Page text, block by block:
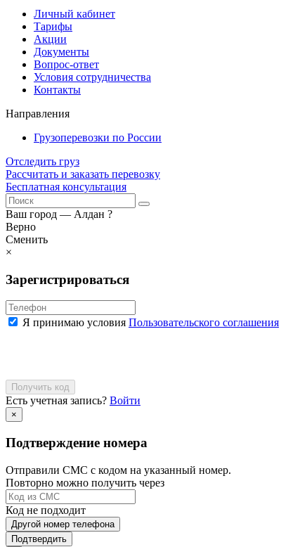
Личный кабинет
Тарифы
Акции
Документы
Вопрос-ответ
Условия сотрудничества
Контакты
Направления
Грузоперевозки по России
Отследить груз
Рассчитать и заказать перевозку
Бесплатная консультация
Ваш город — Алдан ?
Верно
Сменить
×
Зарегистрироваться
Я принимаю условия Пользовательского соглашения
Получить код
Есть учетная запись? Войти
×
Подтверждение номера
Отправили СМС с кодом на указанный номер.
Повторно можно получить через
Код не подходит
Другой номер телефона
Подтвердить